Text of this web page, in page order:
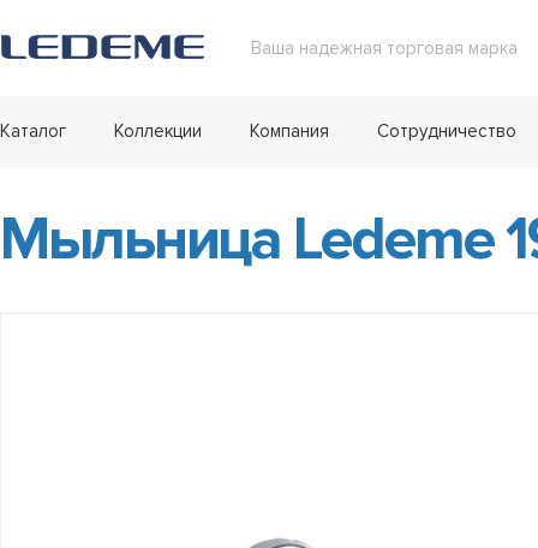
Ваша надежная торговая марка
Каталог Коллекции Компания Сотрудничество
Мыльница Ledeme